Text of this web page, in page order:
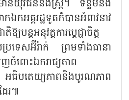
នយុវជននិងស្ត្រី។ ទន្ទឹមនឹង
គរដ្ឋទូតក៏បានអំពាវនាវ
ន្តអនុវត្តការប្តេជ្ញាចិត្ត
រទេសអ៊ីរ៉ាក់ ព្រមទាំងធានា
ចំពោះឯករាជ្យភាព
ធិបតេយ្យភាពនិងបូរណភាព
រ៕